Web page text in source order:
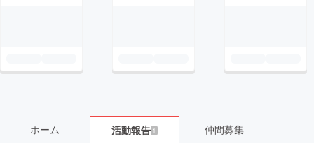
ホーム 活動報告 1 仲間募集